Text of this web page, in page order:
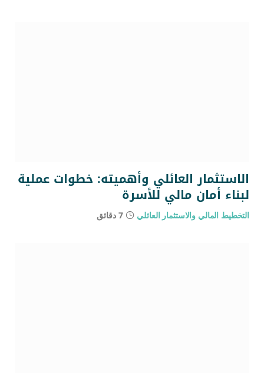
الاستثمار العائلي وأهميته: خطوات عملية
لبناء أمان مالي للأسرة
التخطيط المالي والاستثمار العائلي 7 دقائق